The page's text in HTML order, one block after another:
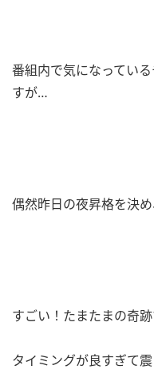
番組内で気になってい
すが…
偶然昨日の夜昇格を決
すごい！たまたまの奇跡
タイミングが良すぎて